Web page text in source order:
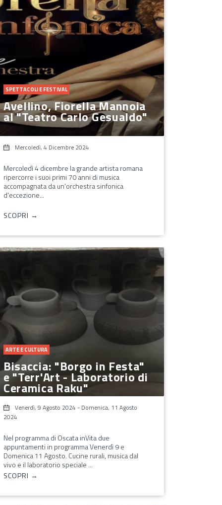
SPETTACOLI E FESTIVAL
Avellino, Fiorella Mannoia
al "Teatro Carlo Gesualdo"
Mercoledì, 4 Dicembre 2024
Mercoledì 4 dicembre la grande artista romana
ripercorre i suoi primi 70 anni di musica
accompagnata da un'orchestra sinfonica
d'eccezione...
SCOPRI →
ARTE E CULTURA
Bisaccia: "Borgo in Festa"
e "Terr'Art - Laboratorio di
Ceramica Raku"
Venerdì, 9 Agosto 2024 - Domenica, 11 Agosto
2024
Nel programma di Oscata inVita due
appuntamenti in programma Venerdì 9 e
Domenica 11 Agosto. Cucine rurali, musica dal
vivo e il laboratorio speciale ...
SCOPRI →